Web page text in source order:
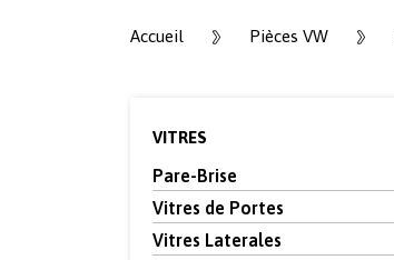
Accueil Pièces VW
VITRES
Pare-Brise
Vitres de Portes
Vitres Laterales